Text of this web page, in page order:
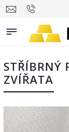
STŘÍBRNÝ
ZVÍŘATA